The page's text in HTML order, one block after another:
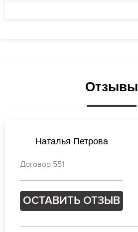
Отзывы
Анастасия Лебедева
Договор 177
ОСТАВИТЬ ОТЗЫВ